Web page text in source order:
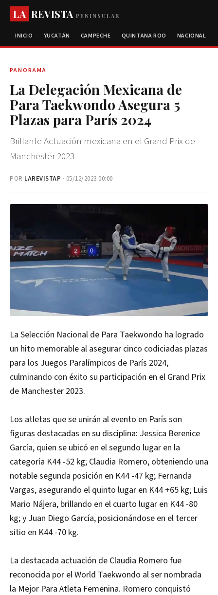
LA REVISTAPENINSULAR
INICIO YUCATÁN CAMPECHE QUINTANA ROO NACIONAL
PANORAMA
La Delegación Mexicana de
Para Taekwondo Asegura 5
Plazas para París 2024
Brillante Actuación mexicana en el Grand Prix de
Manchester 2023
POR LAREVISTAP · 05/12/2023 00:00
La Selección Nacional de Para Taekwondo ha logrado
un hito memorable al asegurar cinco codiciadas plazas
para los Juegos Paralímpicos de París 2024,
culminando con éxito su participación en el Grand Prix
de Manchester 2023.
Los atletas que se unirán al evento en París son
figuras destacadas en su disciplina: Jessica Berenice
García, quien se ubicó en el segundo lugar en la
categoría K44 -52 kg; Claudia Romero, obteniendo una
notable segunda posición en K44 -47 kg; Fernanda
Vargas, asegurando el quinto lugar en K44 +65 kg; Luis
Mario Nájera, brillando en el cuarto lugar en K44 -80
kg; y Juan Diego García, posicionándose en el tercer
sitio en K44 -70 kg.
La destacada actuación de Claudia Romero fue
reconocida por el World Taekwondo al ser nombrada
la Mejor Para Atleta Femenina. Romero conquistó